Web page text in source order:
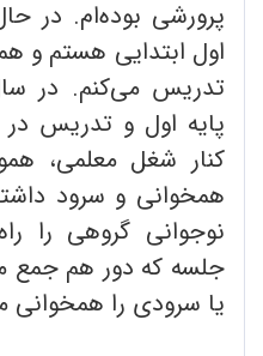
پرورشی بوده‌ام. در
اول ابتدایی هستم و
تدریس می‌کنم. در
پایه اول و تدریس
کنار شغل معلمی،
همخوانی و سرود
نوجوانی گروهی را
جلسه که دور هم جمع
یا سرودی را همخوانی